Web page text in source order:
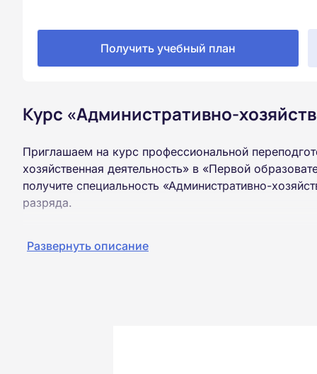
Получить учебный план
Курс «Административно-
Приглашаем на курс профессиональной
хозяйственная деятельность» в «Первой
получите специальность «Административно-
разряда.
образования (ВУЗ, колледж, техникум).
Развернуть описание